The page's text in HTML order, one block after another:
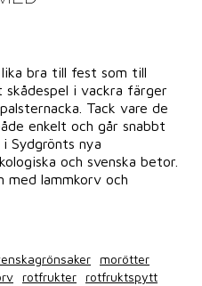
bra till fest som till
skådespel i vackra färger
Tack vare de
enkelt och går snabbt
Sydgrönts nya
och svenska betor.
lammkorv och
morötter
rotfrukter rotfruktspytt